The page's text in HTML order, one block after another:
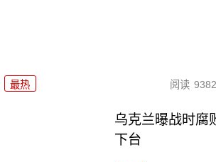
最热 阅读
乌克兰曝战时腐
下台